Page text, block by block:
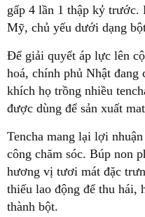
gấp 4 lần 1 thập kỷ trước.
Mỹ, chủ yếu dưới dạng
Để giải quyết áp lực lên
hoá, chính phủ Nhật đang
khích họ trồng nhiều
được dùng để sản xuất
Tencha mang lại lợi
công chăm sóc. Búp non
hương vị tươi mát đặc
thiếu lao động để thu hái,
thành bột.